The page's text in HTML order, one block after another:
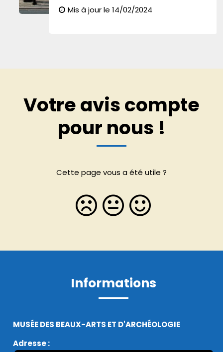
Mis à jour le 14/02/2024
Votre avis compte
pour nous !
Cette page vous a été utile ?
Informations
MUSÉE DES BEAUX-ARTS ET D'ARCHÉOLOGIE
Adresse :